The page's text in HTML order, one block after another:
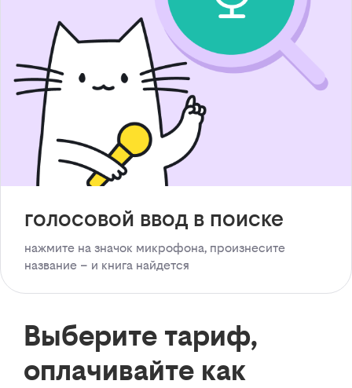
голосовой ввод в поиске
нажмите на значок микрофона, произнесите
название – и книга найдется
Выберите тариф,
оплачивайте как